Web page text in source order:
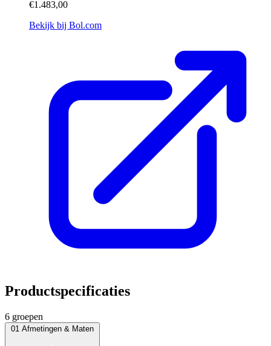
€1.483,00
Bekijk bij Bol.com
Productspecificaties
6 groepen
01 Afmetingen & Maten